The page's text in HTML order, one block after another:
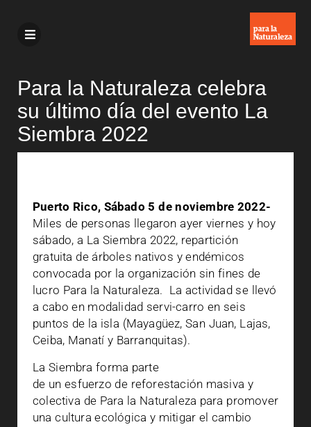
Para la Naturaleza celebra
su último día del evento La
Siembra 2022
Puerto Rico, Sábado 5 de noviembre 2022-
Miles de personas llegaron ayer viernes y hoy
sábado, a La Siembra 2022, repartición
gratuita de árboles nativos y endémicos
convocada por la organización sin fines de
lucro Para la Naturaleza. La actividad se llevó
a cabo en modalidad servi-carro en seis
puntos de la isla (Mayagüez, San Juan, Lajas,
Ceiba, Manatí y Barranquitas).
La Siembra forma parte
de un esfuerzo de reforestación masiva y
colectiva de Para la Naturaleza para promover
una cultura ecológica y mitigar el cambio